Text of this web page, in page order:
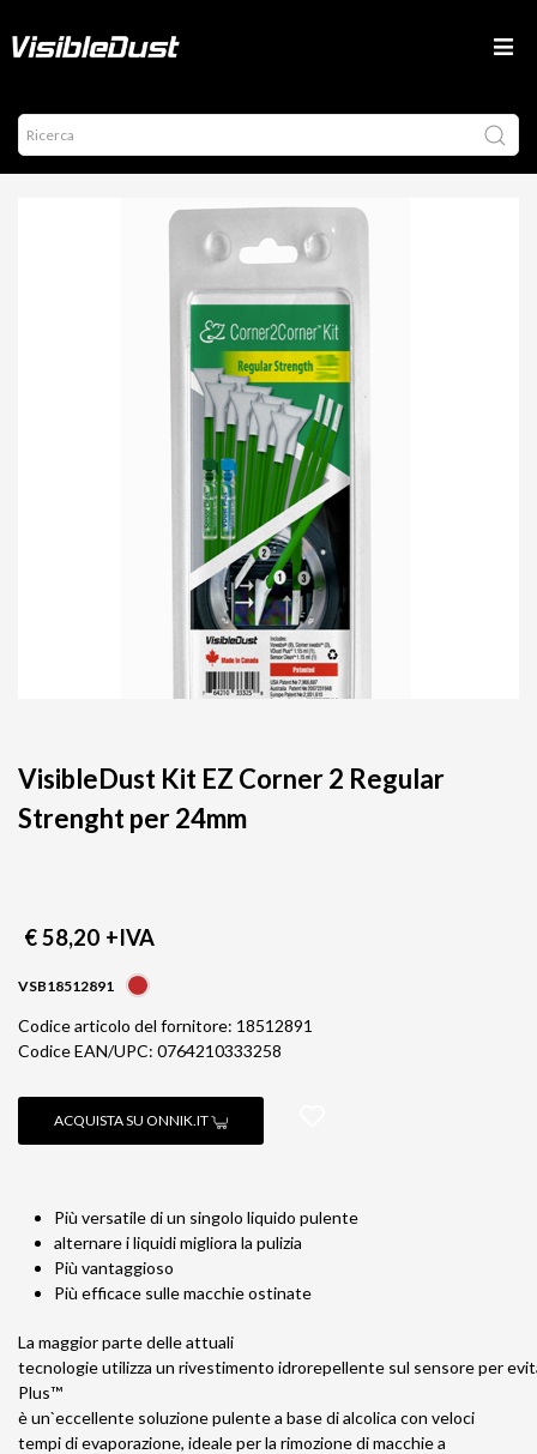
VisibleDust Kit EZ Corner 2 Regular
Strenght per 24mm
€ 58,20 +IVA
VSB18512891
Codice articolo del fornitore: 18512891
Codice EAN/UPC: 0764210333258
ACQUISTA SU ONNIK.IT
Più versatile di un singolo liquido pulente
alternare i liquidi migliora la pulizia
Più vantaggioso
Più efficace sulle macchie ostinate
La maggior parte delle attuali
tecnologie utilizza un rivestimento idrorepellente sul sensore per
Plus™
è un`eccellente soluzione pulente a base di alcolica con veloci
tempi di evaporazione, ideale per la rimozione di macchie a